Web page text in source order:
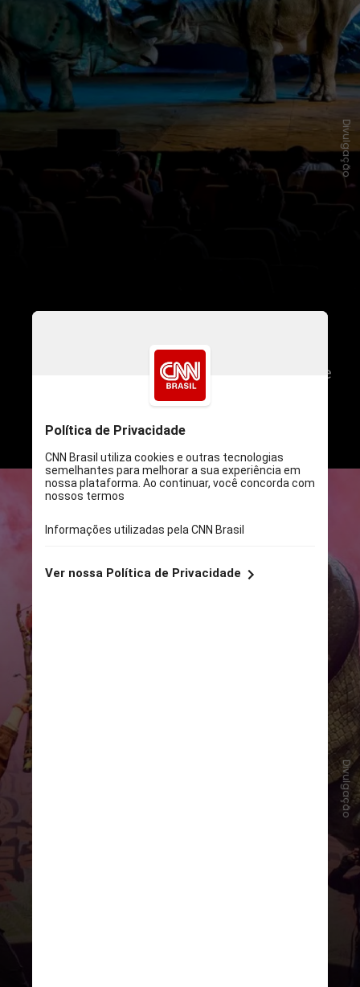
A partir do dia 26 de abril, o Tietê
Plaza Shopping, em São Paulo, recebe
a “Dinosaurs World – The Live Tour”
Divulgação
Divulgação